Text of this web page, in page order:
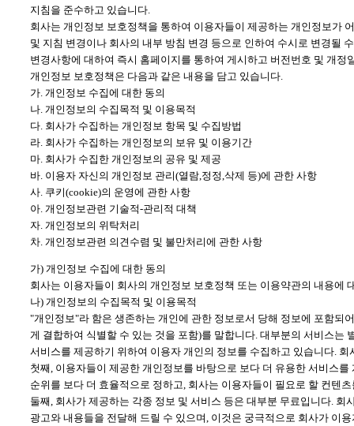
지침을 준수하고 있습니다.
회사는 개인정보 보호정책을 통하여 이용자들이 제공하는 개인정보가
및 지침 변경이나 회사의 내부 방침 변경 등으로 인하여 수시로 변경될
변경사항에 대하여 즉시 홈페이지를 통하여 게시하고 버전번호 및 개
개인정보 보호정책은 다음과 같은 내용을 담고 있습니다.
가. 개인정보 수집에 대한 동의
나. 개인정보의 수집목적 및 이용목적
다. 회사가 수집하는 개인정보 항목 및 수집방법
라. 회사가 수집하는 개인정보의 보유 및 이용기간
마. 회사가 수집한 개인정보의 공유 및 제공
바. 이용자 자신의 개인정보 관리(열람,정정,삭제 등)에 관한 사항
사. 쿠키(cookie)의 운영에 관한 사항
아. 개인정보관련 기술적-관리적 대책
자. 개인정보의 위탁처리
차. 개인정보관련 의견수렴 및 불만처리에 관한 사항
가) 개인정보 수집에 대한 동의
회사는 이용자들이 회사의 개인정보 보호정책 또는 이용약관의 내용에
나) 개인정보의 수집목적 및 이용목적
"개인정보"라 함은 생존하는 개인에 관한 정보로서 당해 정보에 포함되
게 결합하여 식별할 수 있는 것을 포함)를 말합니다. 대부분의 서비스
서비스를 제공하기 위하여 이용자 개인의 정보를 수집하고 있습니다.
첫째, 이용자들이 제공한 개인정보를 바탕으로 보다 더 유용한 서비스
순위를 보다 더 효율적으로 정하고, 회사는 이용자들이 필요로 할 컨텐
둘째, 회사가 제공하는 각종 정보 및 서비스 등은 대부분 무료입니다.
광고와 내용들을 전달해 드릴 수 있으며, 이것은 궁극적으로 회사가 이